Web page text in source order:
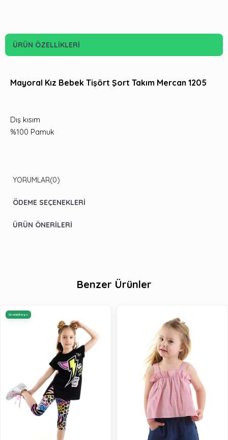
ÜRÜN ÖZELLIKLERI
Mayoral Kız Bebek Tişört Şort Takım Mercan 1205
Dış kısım
%100 Pamuk
YORUMLAR(0)
ÖDEME SEÇENEKLERI
ÜRÜN ÖNERILERI
Benzer Ürünler
Ücretsiz Kargo